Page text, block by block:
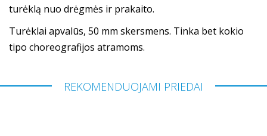
turėklą nuo drėgmės ir prakaito.
Turėklai apvalūs, 50 mm skersmens. Tinka bet kokio
tipo choreografijos atramoms.
REKOMENDUOJAMI PRIEDAI